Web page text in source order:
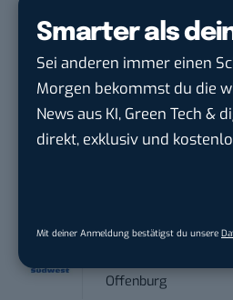
Smarter als
Sei anderen immer einen
Morgen bekommst du die
News aus KI, Green Tech &
direkt, exklusiv und
Mit deiner Anmeldung bestätigst du unsere
Social Media
ENERVIE -
AG inHagen
PR & Social
Tropical Island
Schwerpunkt Pai...
Offenburg